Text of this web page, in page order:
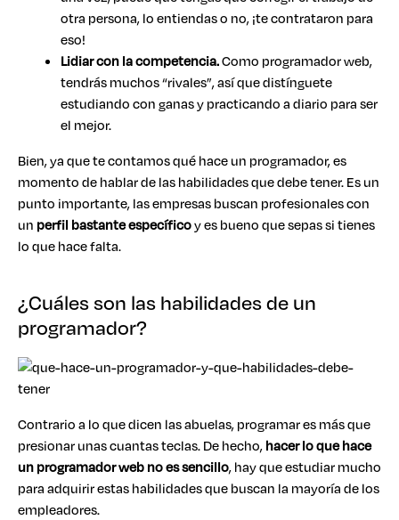
otra persona, lo entiendas o no, ¡te contrataron para
eso!
Lidiar con la competencia.Como programador web,
tendrás muchos “rivales”, así que distínguete
estudiando con ganas y practicando a diario para ser
el mejor.
Bien, ya que te contamos qué hace un programador, es
momento de hablar de las habilidades que debe tener. Es un
punto importante, las empresas buscan profesionales con
un perfil bastante específicoy es bueno que sepas si tienes
lo que hace falta.
¿Cuáles son las habilidades de un
programador?
Contrario a lo que dicen las abuelas, programar es más que
presionar unas cuantas teclas. De hecho,hacer lo que hace
un programador web no es sencillo, hay que estudiar mucho
para adquirir estas habilidades que buscan la mayoría de los
empleadores.